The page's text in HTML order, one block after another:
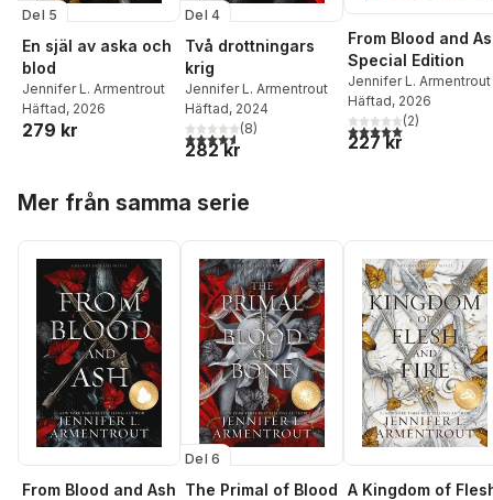
Del 5
En själ av aska och
blod
Jennifer L. Armentrout
Häftad, 2026
279 kr
Del 4
Två drottningars
krig
Jennifer L. Armentrout
Häftad, 2024
4,6utav 5 stjärnor. Totalt antal röster:
(8)
282 kr
From Blood and
Special Edition
Jennifer L. Armentrout
Häftad, 2026
5,0utav 5 stjärnor.
(2)
227 kr
Mer från samma serie
From Blood and Ash
Del 6
The Primal of Blood A Kingdom of